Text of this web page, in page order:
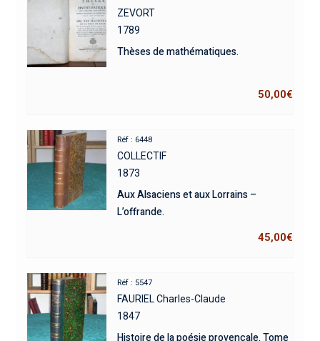
ZEVORT
1789
Thèses de mathématiques.
50,00€
Réf : 6448
COLLECTIF
1873
Aux Alsaciens et aux Lorrains –
L’offrande.
45,00€
Réf : 5547
FAURIEL Charles-Claude
1847
Histoire de la poésie provençale. Tome